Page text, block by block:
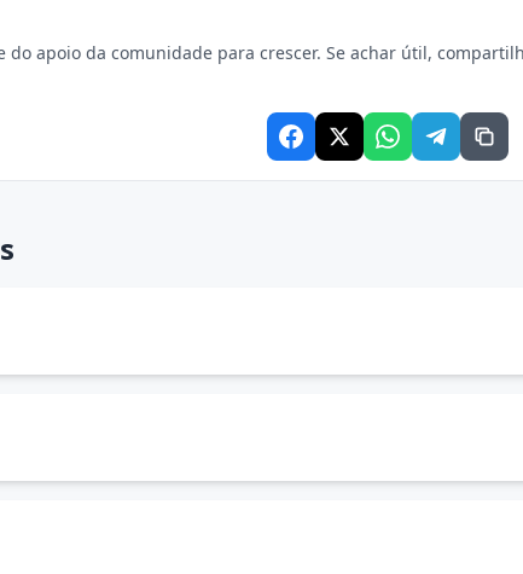
do apoio da comunidade para crescer. Se achar útil,